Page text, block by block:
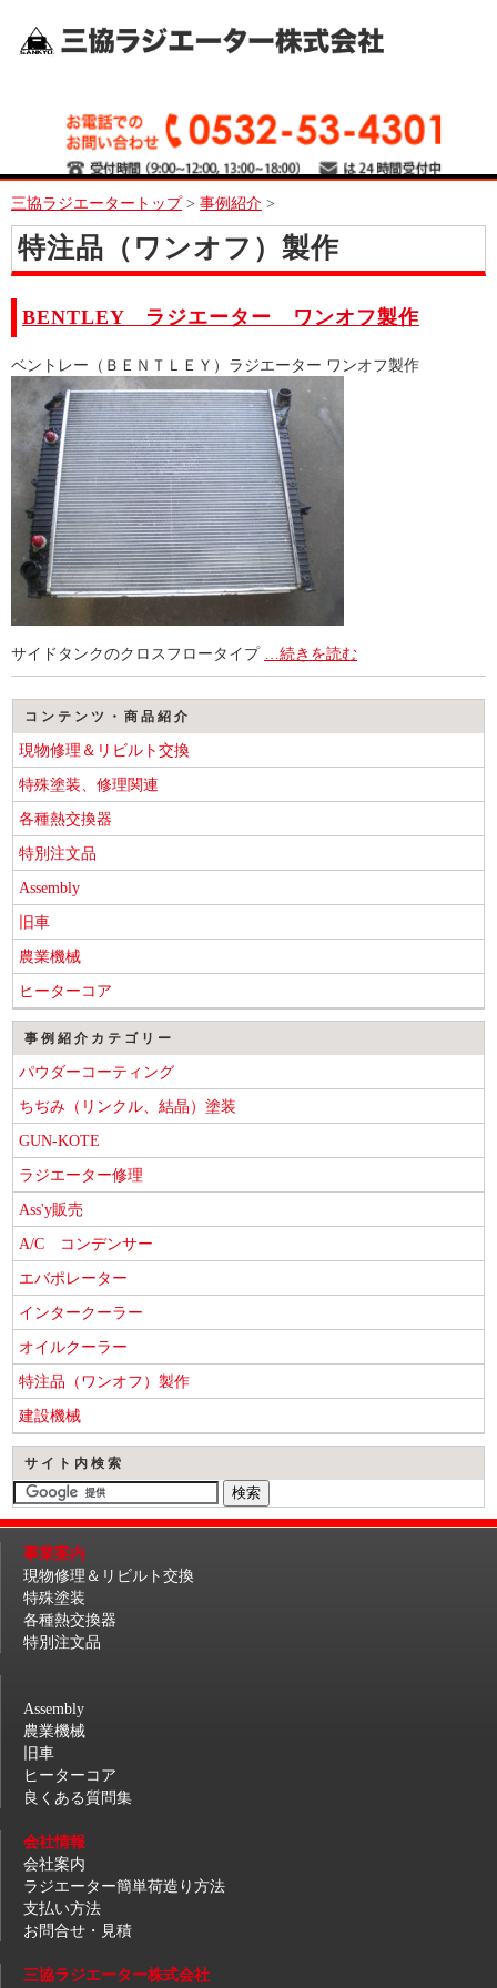
三協ラジエータートップ> 事例紹介 >
特注品（ワンオフ）製作
BENTLEY ラジエーター ワンオフ製作
ベントレー（ＢＥＮＴＬＥＹ）ラジエーター ワンオフ製作
サイドタンクのクロスフロータイプ …続きを読む
コンテンツ・商品紹介
現物修理＆リビルト交換
特殊塗装、修理関連
各種熱交換器
特別注文品
Assembly
旧車
農業機械
ヒーターコア
事例紹介カテゴリー
パウダーコーティング
ちぢみ（リンクル、結晶）塗装
GUN-KOTE
ラジエーター修理
Ass'y販売
A/C コンデンサー
エバポレーター
インタークーラー
オイルクーラー
特注品（ワンオフ）製作
建設機械
サイト内検索
事業案内
現物修理＆リビルト交換
特殊塗装
各種熱交換器
特別注文品
Assembly
農業機械
旧車
ヒーターコア
良くある質問集
会社情報
会社案内
ラジエーター簡単荷造り方法
支払い方法
お問合せ・見積
三協ラジエーター株式会社